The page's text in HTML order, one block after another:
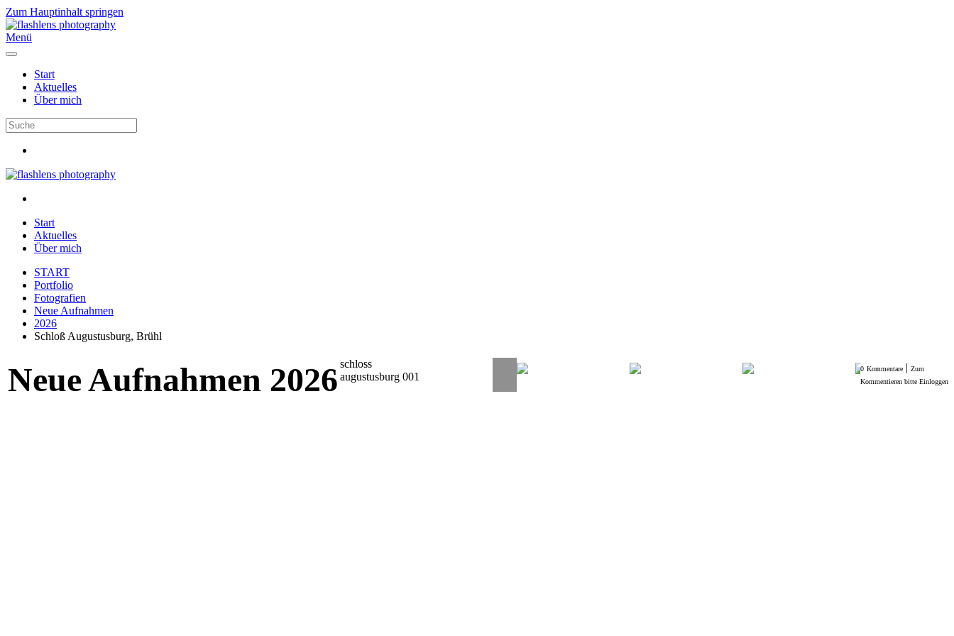
Zum Hauptinhalt springen
Menü
Start
Aktuelles
Über mich
Start
Aktuelles
Über mich
START
Portfolio
Fotografien
Neue Aufnahmen
2026
Schloß Augustusburg, Brühl
Neue Aufnahmen 2026 schloss
augustusburg 001
0 Kommentare| Zum
Kommentieren bitte Einloggen